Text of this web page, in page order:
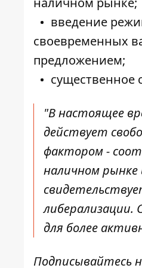
введение
своевременных
предложением;
существенное
"В настоящее
действует
фактором -
наличном
для более
Подписывайтесь